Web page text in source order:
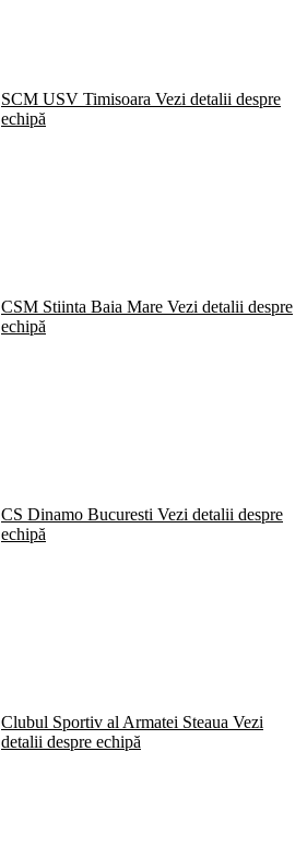
SCM USV Timisoara Vezi detalii despre
echipă
CSM Stiinta Baia Mare Vezi detalii despre
echipă
CS Dinamo Bucuresti Vezi detalii despre
echipă
Clubul Sportiv al Armatei Steaua Vezi
detalii despre echipă